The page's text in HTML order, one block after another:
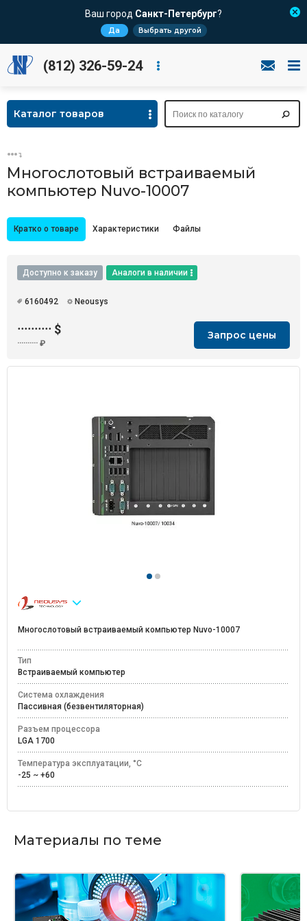
Ваш город Санкт-Петербург?
Да Выбрать другой
(812) 326-59-24
Каталог товаров
Многослотовый встраиваемый
компьютер Nuvo-10007
Кратко о товаре Характеристики Файлы
Доступно к заказу Аналоги в наличии
6160492 Neousys
·········· $
·········· ₽
Запрос цены
Многослотовый встраиваемый компьютер Nuvo-10007
Тип
Встраиваемый компьютер
Система охлаждения
Пассивная (безвентиляторная)
Разъем процессора
LGA 1700
Температура эксплуатации, °C
-25 ~ +60
Материалы по теме